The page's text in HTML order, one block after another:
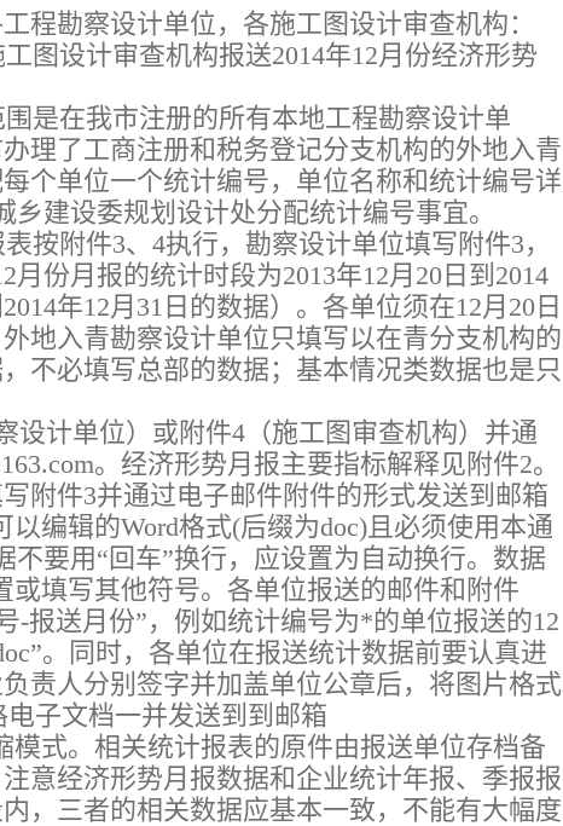
程勘察设计单位，各施工图设计审查机构：
图设计审查机构报送2014年12月份经济形势
是在我市注册的所有本地工程勘察设计单
理了工商注册和税务登记分支机构的外地入青
个单位一个统计编号，单位名称和统计编号详
建设委规划设计处分配统计编号事宜。
按附件3、4执行，勘察设计单位填写附件3，
份月报的统计时段为2013年12月20日到2014
年12月31日的数据）。各单位须在12月20日
地入青勘察设计单位只填写以在青分支机构的
不必填写总部的数据；基本情况类数据也是只
设计单位）或附件4（施工图审查机构）并通
。经济形势月报主要指标解释见附件2。
附件3并通过电子邮件附件的形式发送到邮箱
以编辑的Word格式(后缀为doc)且必须使用本通
不要用“回车”换行，应设置为自动换行。数据
或填写其他符号。各单位报送的邮件和附件
-报送月份”，例如统计编号为*的单位报送的12
。同时，各单位在报送统计数据前要认真进
责人分别签字并加盖单位公章后，将图片格式
子文档一并发送到 到邮箱
模式。相关统计报表的原件由报送单位存档备
意经济形势月报数据和企业统计年报、季报报
，三者的相关数据应基本一致，不能有大幅度